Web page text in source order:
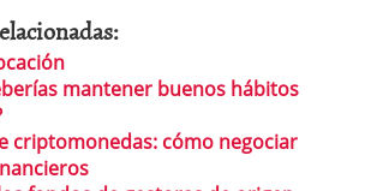
mantener buenos hábitos
criptomonedas: cómo negociar